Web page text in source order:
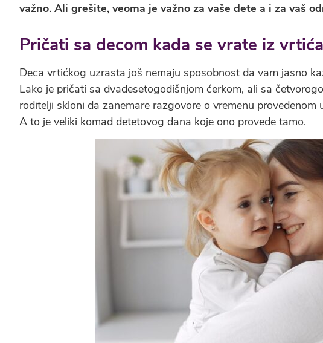
važno. Ali grešite, veoma je važno za vaše dete a i za vaš
Pričati sa decom kada se vrate iz
Deca vrtićkog uzrasta još nemaju sposobnost da vam jasno
Lako je pričati sa dvadesetogodišnjom ćerkom, ali sa
roditelji skloni da zanemare razgovore o vremenu
A to je veliki komad detetovog dana koje ono provede tamo.